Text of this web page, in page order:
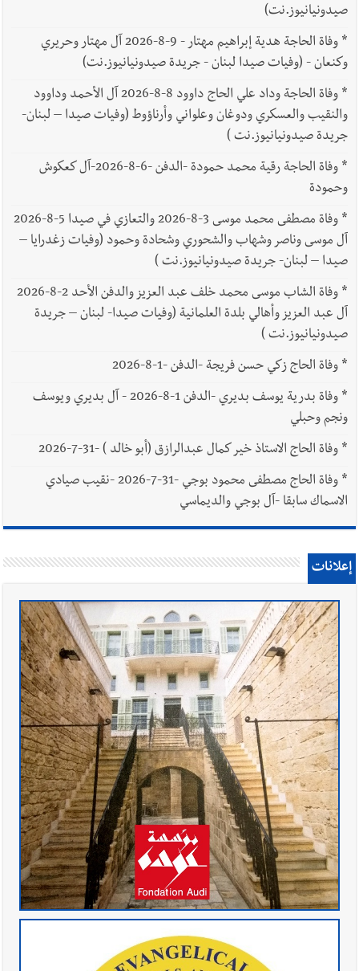
صيدونيانيوز.نت)
*
وفاة الحاجة هدية إبراهيم مهتار - 9-8-2026 آل مهتار وحريري
وكنعان - (وفيات صيدا لبنان - جريدة صيدونيانيوز.نت)
*
وفاة الحاجة وداد علي الحاج داوود 8-8-2026 آل الأحمد وداوود
والنقيب والعسكري ودوغان وعلواني وأرناؤوط (وفيات صيدا – لبنان-
جريدة صيدونيانيوز.نت )
*
وفاة الحاجة رقية محمد حمودة -الدفن -6-8-2026-آل كعكوش
وحمودة
*
وفاة مصطفى محمد موسى 3-8-2026 والتعازي في صيدا 5-8-2026
آل موسى وناصر وشهاب والشحوري وشحادة وحمود (وفيات زغدرايا –
صيدا – لبنان- جريدة صيدونيانيوز.نت )
*
وفاة الشاب موسى محمد خلف عبد العزيز والدفن الأحد 2-8-2026
آل عبد العزيز وأهالي بلدة العلمانية (وفيات صيدا- لبنان – جريدة
صيدونيانيوز.نت )
*وفاة الحاج زكي حسن فريجة -الدفن -1-8-2026
*
وفاة بدرية يوسف بديري -الدفن 1-8-2026 - آل بديري ويوسف
ونجم وحبلي
*وفاة الحاج الاستاذ خير كمال عبدالرازق (أبو خالد ) -31-7-2026
*
وفاة الحاج مصطفى محمود بوجي -31-7-2026 -نقيب صيادي
الاسماك سابقا -آل بوجي والديماسي
إعلانات